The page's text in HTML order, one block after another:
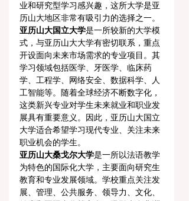
业和研究型学习感兴趣，这所大学是亚
历山大地区非常有吸引力的选择之一。
亚历山大国立大学是一所较新的大学模
式，与亚历山大大学有密切联系，重点
开设面向未来市场需求的专业项目。其
学习领域包括医学、牙医学、临床药
学、工程学、网络安全、数据科学、人
工智能等。随着全球经济不断数字化，
这类新兴专业对学生未来就业和职业发
展具有重要意义。因此，亚历山大国立
大学适合希望学习现代专业、关注未来
职业机会的学生。
亚历山大桑戈尔大学是一所以法语教学
为特色的国际化大学，主要面向研究生
教育和专业发展领域。学校重点关注发
展、管理、公共服务、领导力、文化、